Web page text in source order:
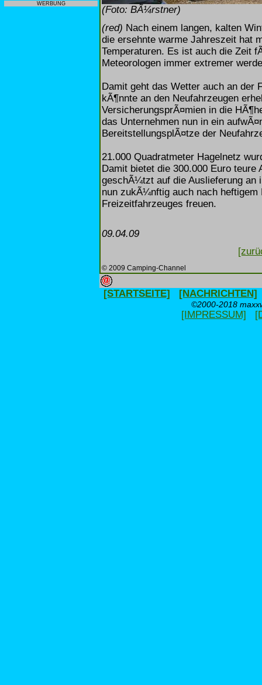
WERBUNG
(Foto: BÃ¼rstner)
(red) Nach einem langen, kalten
die ersehnte warme Jahreszeit hat
Temperaturen. Es ist auch die Zeit
Meteorologen immer extremer
Damit geht das Wetter auch an
kÃ¶nnte an den Neufahrzeugen
VersicherungsprÃ¤mien in die
das Unternehmen nun in ein
BereitstellungsplÃ¤tze der
21.000 Quadratmeter Hagelnetz
Damit bietet die 300.000 Euro
geschÃ¼tzt auf die Auslieferung an
nun zukÃ¼nftig auch nach
Freizeitfahrzeuges freuen.
09.04.09
© 2009 Camping-Channel
[STARTSEITE] [NACHRICHTEN]
©2000-2018
[IMPRESSUM]